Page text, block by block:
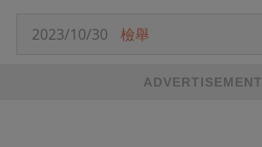
2023/10/30 檢舉
ADVERTISEMENT